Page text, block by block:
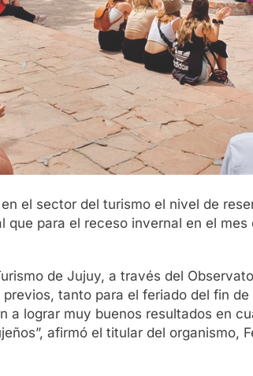
el sector del turismo el nivel de
que para el receso invernal en el mes
de Jujuy, a través del
tanto para el feriado del fin de
a lograr muy buenos resultados en
afirmó el titular del organismo,